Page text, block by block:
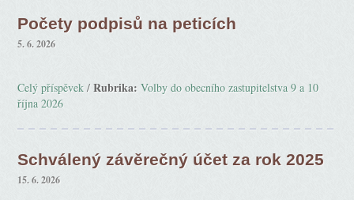
Počety podpisů na peticích
5. 6. 2026
Celý příspěvek /Rubrika: Volby do obecního zastupitelstva 9 a 10
října 2026
Schválený závěrečný účet za rok 2025
15. 6. 2026